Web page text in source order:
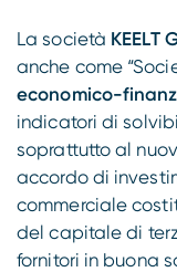
La società KEELT
anche come
economico-
indicatori di
soprattutto al
accordo di
commerciale
del capitale di
fornitori in buona